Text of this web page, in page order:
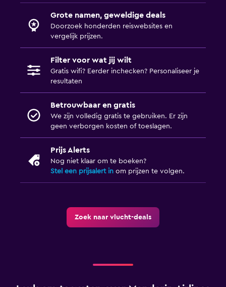
Grote namen, geweldige deals
Doorzoek honderden reiswebsites en
vergelijk prijzen.
Filter voor wat jij wilt
Gratis wifi? Eerder inchecken? Personaliseer je
resultaten
Betrouwbaar en gratis
We zijn volledig gratis te gebruiken. Er zijn
geen verborgen kosten of toeslagen.
Prijs Alerts
Nog niet klaar om te boeken?
Stel een prijsalert in om prijzen te volgen.
Zoek naar vlucht-deals